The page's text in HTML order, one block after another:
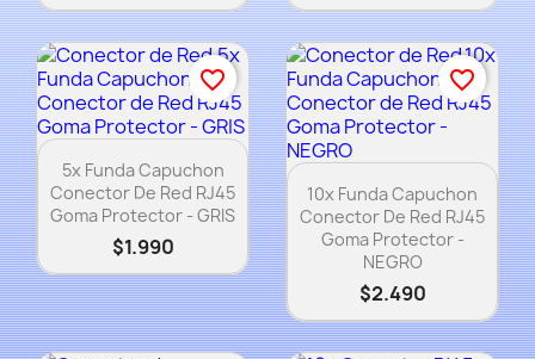
Vista rápida
5x Funda Capuchon
Conector De Red RJ45
Goma Protector - GRIS
$1.990
favorite_border
Vista rápida
10x Funda Capuchon
Conector De Red RJ45
Goma Protector -
NEGRO
$2.490
favorite_border